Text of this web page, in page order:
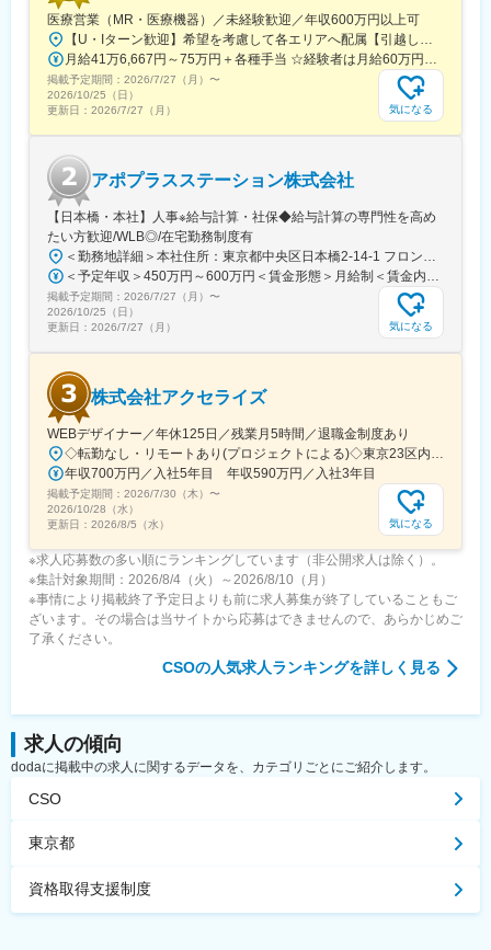
医療営業（MR・医療機器）／未経験歓迎／年収600万円以上可
掲載予定期間： 2026/7/27（月） 〜
2026/10/25（日）
更新日： 2026/7/27（月） 気になる
アポプラスステーション株式会社
【日本橋・本社】人事※給与計算・社保◆給与計算の専門性を高め
たい方歓迎/WLB◎/在宅勤務制度有
掲載予定期間： 2026/7/27（月） 〜
2026/10/25（日）
更新日： 2026/7/27（月） 気になる
株式会社アクセライズ
WEBデザイナー／年休125日／残業月5時間／退職金制度あり
年収700万円／入社5年目 年収590万円／入社3年目
掲載予定期間： 2026/7/30（木） 〜
2026/10/28（水）
更新日： 2026/8/5（水） 気になる
※求人応募数の多い順にランキングしています（非公開求人は除く）。
※集計対象期間：2026/8/4（火）～2026/8/10（月）
※事情により掲載終了予定日よりも前に求人募集が終了していることもご
ざいます。その場合は当サイトから応募はできませんので、あらかじめご
了承ください。
CSOの人気求人ランキングを詳しく見る
求人の傾向
dodaに掲載中の求人に関するデータを、カテゴリごとにご紹介します。
CSO
東京都
資格取得支援制度